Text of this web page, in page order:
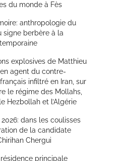
du monde à Fès
anthropologie du
signe berbère à la
explosives de Matthieu
agent du contre-
infiltré en Iran, sur
le régime des Mollahs,
Hezbollah et l’Algérie
dans les coulisses
de la candidate
Chergui
résidence principale